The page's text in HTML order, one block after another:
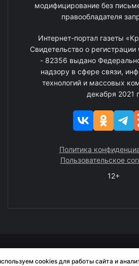
модифицирование без
правообладателя
Интернет-портал газеты
Свидетельство о
- 82356 выдано
надзору в сфере связи,
технологий и массовых
декабря 2021
Политика
Пользовательское
12+
cookies для работы сайта и